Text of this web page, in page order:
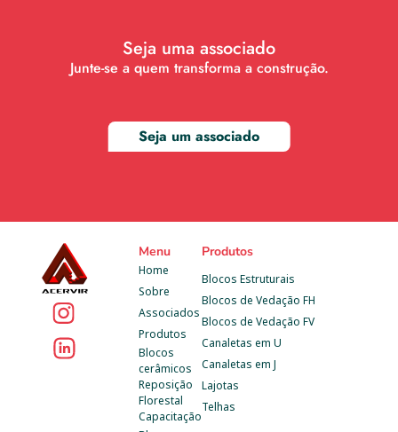
Menu
Home
Sobre
Associados
Produtos
Blocos
cerâmicos
Reposição
Florestal
Capacitação
Produtos
Blocos Estruturais
Blocos de Vedação FH
Blocos de Vedação FV
Canaletas em U
Canaletas em J
Lajotas
Telhas
Seja uma associado
Junte-se a quem transforma a construção.
Seja um associado